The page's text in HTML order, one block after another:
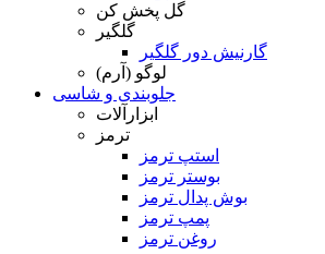
گل پخش کن
گلگیر
گارنیش دور گلگیر
لوگو (آرم)
جلوبندی و شاسی
ابزارآلات
ترمز
استپ ترمز
بوستر ترمز
بوش پدال ترمز
پمپ ترمز
روغن ترمز